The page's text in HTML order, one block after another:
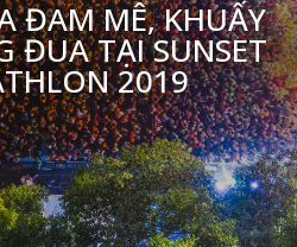
ĐAM MÊ, KHUẤY
TẠI SUNSET
2019